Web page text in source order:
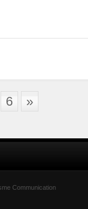
6 »
Communication